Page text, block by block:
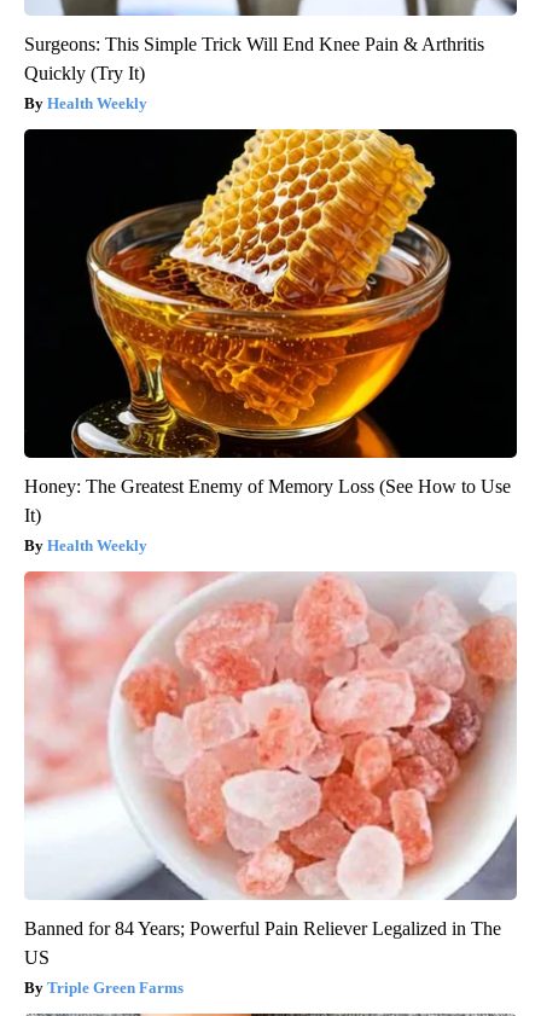
Surgeons: This Simple Trick Will End Knee Pain & Arthritis
Quickly (Try It)
Health Weekly
Honey: The Greatest Enemy of Memory Loss (See How to Use
It)
Health Weekly
Banned for 84 Years; Powerful Pain Reliever Legalized in The
US
Triple Green Farms